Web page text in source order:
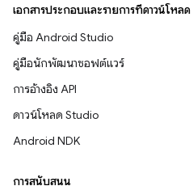
เอกสารประกอบและรายการที่ดาวน์โหลด
คู่มือ Android Studio
คู่มือนักพัฒนาซอฟต์แวร์
การอ้างอิง API
ดาวน์โหลด Studio
Android NDK
การสนับสนุน